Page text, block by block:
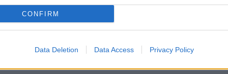
CONFIRM
Data Deletion Data Access Privacy Policy